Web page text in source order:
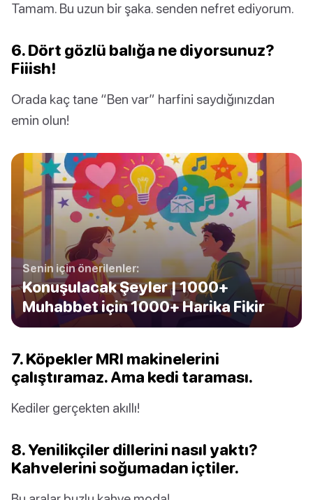
Tamam. Bu uzun bir şaka. senden nefret ediyorum.
6. Dört gözlü balığa ne diyorsunuz?
Fiiish!
Orada kaç tane “Ben var” harfini saydığınızdan
emin olun!
Senin için önerilenler:
Konuşulacak Şeyler | 1000+
Muhabbet için 1000+ Harika Fikir
7. Köpekler MRI makinelerini
çalıştıramaz. Ama kedi taraması.
Kediler gerçekten akıllı!
8. Yenilikçiler dillerini nasıl yaktı?
Kahvelerini soğumadan içtiler.